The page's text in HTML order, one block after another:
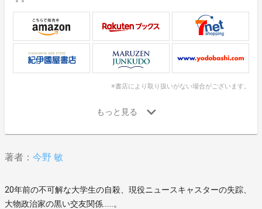
※書店により取り扱いがない場合がございます。
著者： 今野 敏
20年前の不可解な大学生の自殺、現役ニュースキャスターの失踪、
大物政治家の黒い交友関係……。